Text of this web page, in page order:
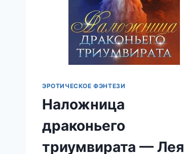
ЭРОТИЧЕСКОЕ ФЭНТЕЗИ
Наложница
драконьего
триумвирата — Лея